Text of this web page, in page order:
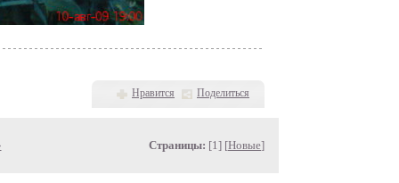
Нравится Поделиться
Страницы: [1] [Новые]